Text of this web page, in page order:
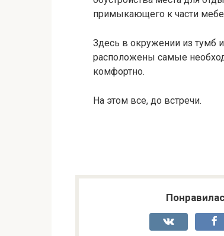
примыкающего к части
Здесь в окружении из тумб
расположены самые
комфортно.
На этом все, до встречи.